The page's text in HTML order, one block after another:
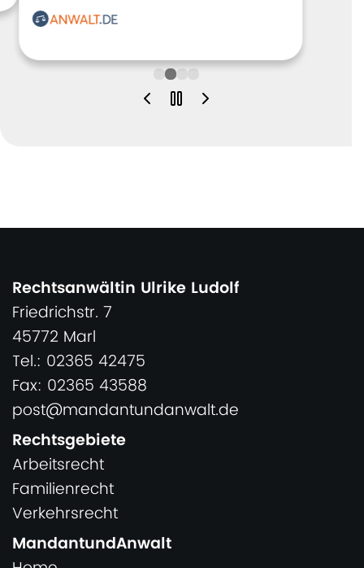
Rechtsanwältin Ulrike Ludolf
Friedrichstr. 7
45772 Marl
Tel.: 02365 42475
Fax: 02365 43588
post@mandantundanwalt.de
Rechtsgebiete
Arbeitsrecht
Familienrecht
Verkehrsrecht
MandantundAnwalt